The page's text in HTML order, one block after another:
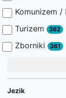
Komunizem
Turizem 362
Zborniki 361
Jezik